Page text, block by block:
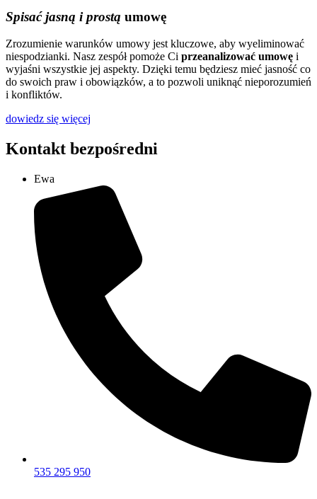
Spisać jasną i prostą umowę
Zrozumienie warunków umowy jest kluczowe, aby wyeliminować
niespodzianki. Nasz zespół pomoże Ci przeanalizować umowę i
wyjaśni wszystkie jej aspekty. Dzięki temu będziesz mieć jasność co
do swoich praw i obowiązków, a to pozwoli uniknąć nieporozumień
i konfliktów.
dowiedz się więcej
Kontakt bezpośredni
Ewa
535 295 950